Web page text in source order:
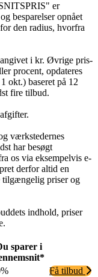
er
besparelser opnået
den radius, hvorfra
i kr. Øvrige pris-
procent, opdateres
okt.) baseret på 12
fire tilbud.
værkstedernes
har besøgt
os via eksempelvis e-
derfor altid en
tilgængelig priser og
indhold, priser
sparer i
Få tilbud